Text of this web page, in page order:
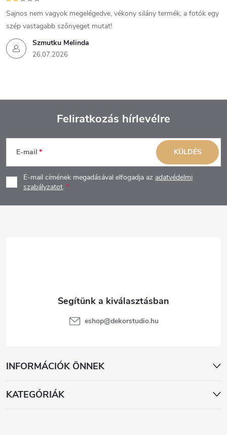
Szmutku Melinda
26.07.2026
Sajnos nem vagyok megelégedve, vékony silány termék, a fotók egy
szép vastagabb szőnyeget mutat!
L
á
b
Feliratkozás hírlevélre
E-mail
E-mail címének megadásával elfogadja az adatvédelmi
szabályzatot.
KÜLDÉS
INFORMÁCIÓK ÖNNEK
KATEGÓRIÁK
eshop@dekorstudio.hu